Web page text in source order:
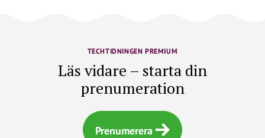
TECHTIDNINGEN PREMIUM
Läs vidare – starta din
prenumeration
Prenumerera